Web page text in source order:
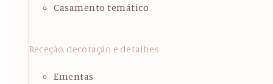
Casamento temático
Receção, decoração e detalhes
Ementas